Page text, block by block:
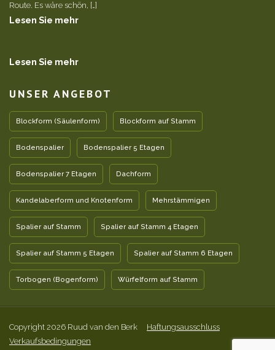
Route. Es wäre schön, […]
Lesen Sie mehr
Lesen Sie mehr
UNSER ANGEBOT
Blockform (Säulenform) Blockform auf Stamm
Bodenspalier Bodenspalier 5 Etagen
Bodenspalier 7 Etagen Dachform
Kandelaberform und Knotenform Mehrstämmigen
Spalier auf Stamm Spalier auf Stamm 4 Etagen
Spalier auf Stamm 5 Etagen Spalier auf Stamm 6 Etagen
Torbogen (Bogenform) Würfelform auf Stamm
Copyright 2026 Ruud van den Berk
Haftungsausschluss
Verkaufsbedingungen